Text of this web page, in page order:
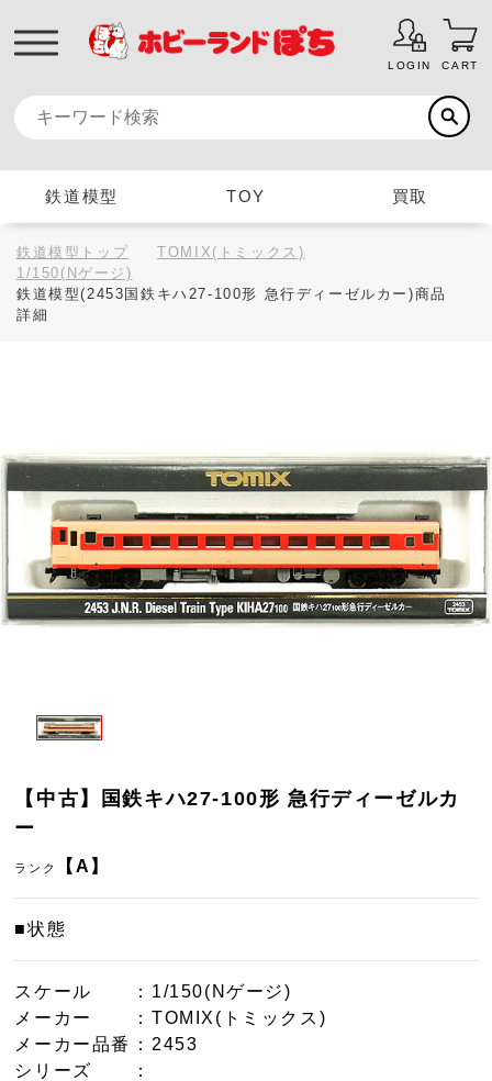
LOGIN CART
鉄道模型 TOY 買取
鉄道模型トップ
TOMIX(トミックス)
1/150(Nゲージ)
鉄道模型(2453国鉄キハ27-100形 急行ディーゼルカー)商品
詳細
【中古】国鉄キハ27-100形 急行ディーゼルカ
ー
ランク 【A】
■状態
スケール
：1/150(Nゲージ)
メーカー
：TOMIX(トミックス)
メーカー品番
：2453
シリーズ
：